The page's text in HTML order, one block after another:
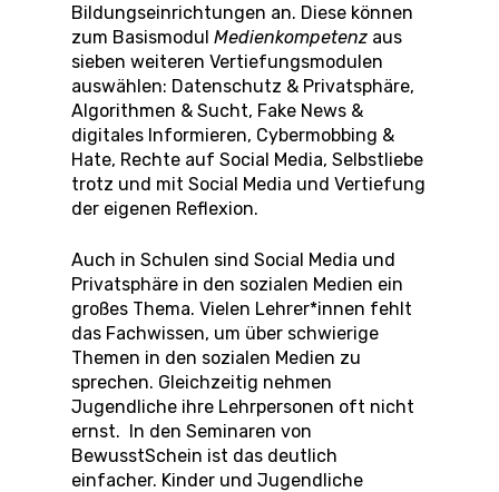
Bildungseinrichtungen an. Diese können
zum BasismodulMedienkompetenz aus
sieben weiteren Vertiefungsmodulen
auswählen: Datenschutz & Privatsphäre,
Algorithmen & Sucht, Fake News &
digitales Informieren, Cybermobbing &
Hate, Rechte auf Social Media, Selbstliebe
trotz und mit Social Media und Vertiefung
der eigenen Reflexion.
Auch in Schulen sind Social Media und
Privatsphäre in den sozialen Medien ein
großes Thema. Vielen Lehrer*innen fehlt
das Fachwissen, um über schwierige
Themen in den sozialen Medien zu
sprechen. Gleichzeitig nehmen
Jugendliche ihre Lehrpersonen oft nicht
ernst. In den Seminaren von
BewusstSchein ist das deutlich
einfacher. Kinder und Jugendliche